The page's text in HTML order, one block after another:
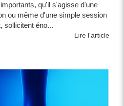
qu'il s'agisse d'une
ou même d'une simple session
sollicitent éno...
Lire l'article